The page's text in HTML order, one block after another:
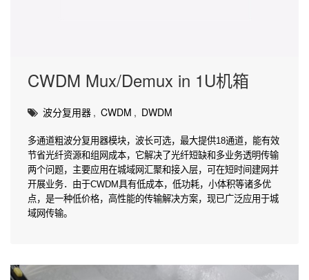
CWDM Mux/Demux in 1U机箱
波分复用器 , CWDM , DWDM
多通道粗波分复用器模块，波长可选，最大提供18通道，能有效
节省光纤资源和组网成本，它解决了光纤短缺和多业务透明传输
两个问题，主要应用在城域网汇聚和接入层，可在短时间建网并
开展业务．由于CWDM具有低成本，低功耗，小体积等诸多优
点，是一种低价格，高性能的传输解决方案，现已广泛应用于城
域网传输。